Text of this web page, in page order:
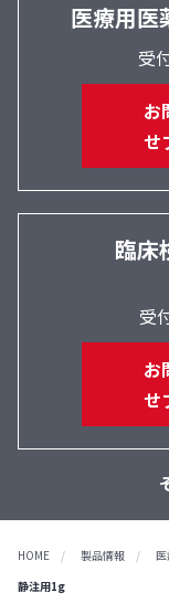
医療用医
受
お
せ
臨床
受
お
せ
HOME 製品情報
静注用1g